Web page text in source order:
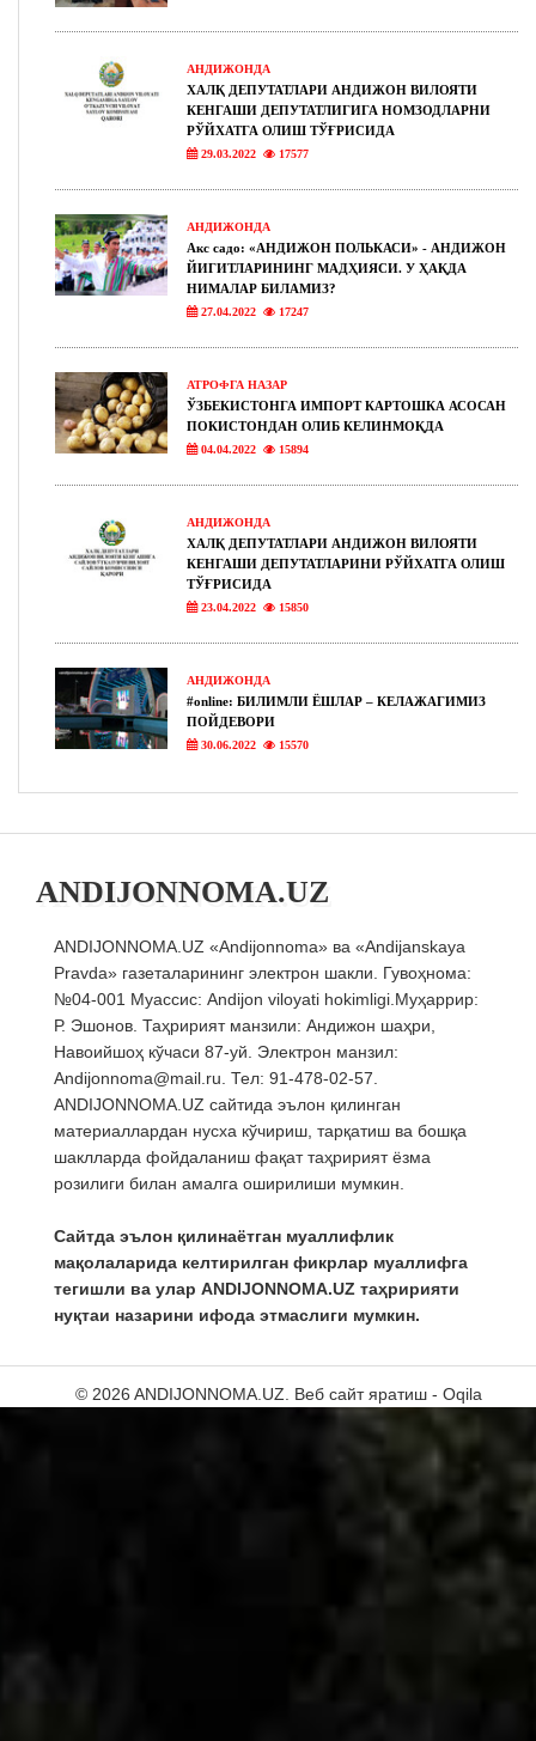
АНДИЖОНДА
ХАЛҚ ДЕПУТАТЛАРИ АНДИЖОН ВИЛОЯТИ
КЕНГАШИ ДЕПУТАТЛИГИГА НОМЗОДЛАРНИ
РЎЙХАТГА ОЛИШ ТЎҒРИСИДА
29.03.2022 17577
АНДИЖОНДА
Акс садо: «АНДИЖОН ПОЛЬКАСИ» - АНДИЖОН
ЙИГИТЛАРИНИНГ МАДҲИЯСИ. У ҲАҚДА
НИМАЛАР БИЛАМИЗ?
27.04.2022 17247
АТРОФГА НАЗАР
ЎЗБЕКИСТОНГА ИМПОРТ КАРТОШКА АСОСАН
ПОКИСТОНДАН ОЛИБ КЕЛИНМОҚДА
04.04.2022 15894
АНДИЖОНДА
ХАЛҚ ДЕПУТАТЛАРИ АНДИЖОН ВИЛОЯТИ
КЕНГАШИ ДЕПУТАТЛАРИНИ РЎЙХАТГА ОЛИШ
ТЎҒРИСИДА
23.04.2022 15850
АНДИЖОНДА
#online: БИЛИМЛИ ЁШЛАР – КЕЛАЖАГИМИЗ
ПОЙДЕВОРИ
30.06.2022 15570
ANDIJONNOMA.UZ
ANDIJONNOMA.UZ «Andijonnoma» ва «Andijanskaya
Pravda» газеталарининг электрон шакли. Гувоҳнома:
№04-001 Муассис: Andijon viloyati hokimligi.Муҳаррир:
Р. Эшонов. Таҳририят манзили: Андижон шаҳри,
Навоийшоҳ кўчаси 87-уй. Электрон манзил:
Andijonnoma@mail.ru. Тел: 91-478-02-57.
ANDIJONNOMA.UZ сайтида эълон қилинган
материаллардан нусха кўчириш, тарқатиш ва бошқа
шаклларда фойдаланиш фақат таҳририят ёзма
розилиги билан амалга оширилиши мумкин.
Сайтда эълон қилинаётган муаллифлик
мақолаларида келтирилган фикрлар муаллифга
тегишли ва улар ANDIJONNOMA.UZ таҳририяти
нуқтаи назарини ифода этмаслиги мумкин.
© 2026 ANDIJONNOMA.UZ. Веб сайт яратиш - Oqila